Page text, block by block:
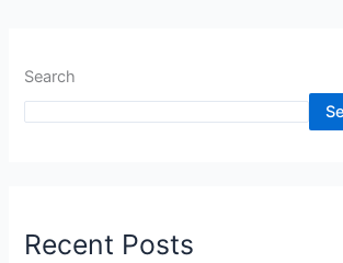
Search
Recent Posts